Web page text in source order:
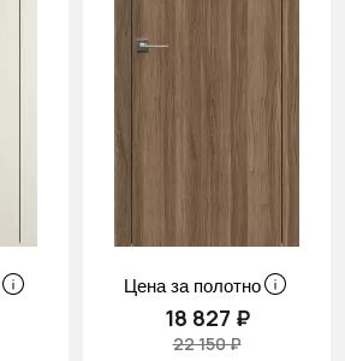
Цена за полотно
18 827 ₽
22 150 ₽